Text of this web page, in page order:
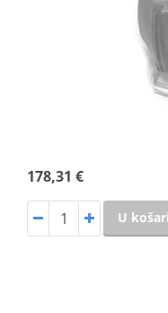
178,31 €
U